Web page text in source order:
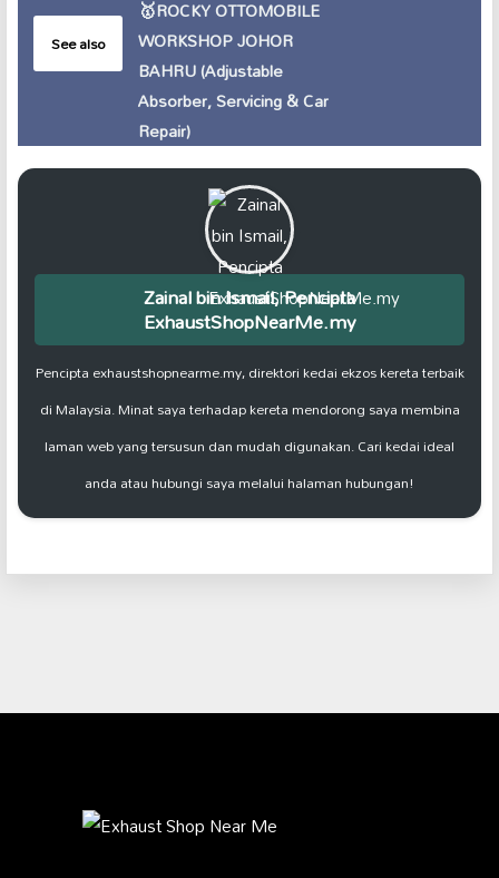
See also
🥇ROCKY OTTOMOBILE
WORKSHOP JOHOR
BAHRU (Adjustable
Absorber, Servicing & Car
Repair)
Zainal bin Ismail, Pencipta
ExhaustShopNearMe.my
Pencipta exhaustshopnearme.my, direktori kedai ekzos kereta terbaik
di Malaysia. Minat saya terhadap kereta mendorong saya membina
laman web yang tersusun dan mudah digunakan. Cari kedai ideal
anda atau hubungi saya melalui halaman hubungan!